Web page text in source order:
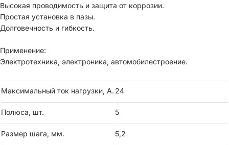
Высокая проводимость и защита от коррозии.
Простая установка в пазы.
Долговечность и гибкость.
Применение:
Электротехника, электроника, автомобилестроение.
Максимальный ток нагрузки, А. 24
Полюса, шт. 5
Размер шага, мм. 5,2